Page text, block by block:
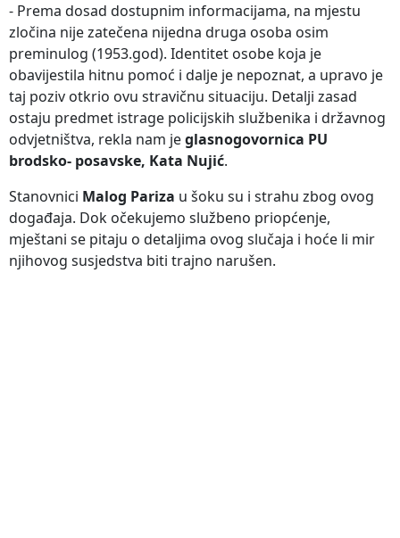
- Prema dosad dostupnim informacijama, na mjestu
zločina nije zatečena nijedna druga osoba osim
preminulog (1953.god). Identitet osobe koja je
obavijestila hitnu pomoć i dalje je nepoznat, a upravo je
taj poziv otkrio ovu stravičnu situaciju. Detalji zasad
ostaju predmet istrage policijskih službenika i državnog
odvjetništva, rekla nam jeglasnogovornica PU
brodsko- posavske, Kata Nujić.
Stanovnici Malog Pariza u šoku su i strahu zbog ovog
događaja. Dok očekujemo službeno priopćenje,
mještani se pitaju o detaljima ovog slučaja i hoće li mir
njihovog susjedstva biti trajno narušen.